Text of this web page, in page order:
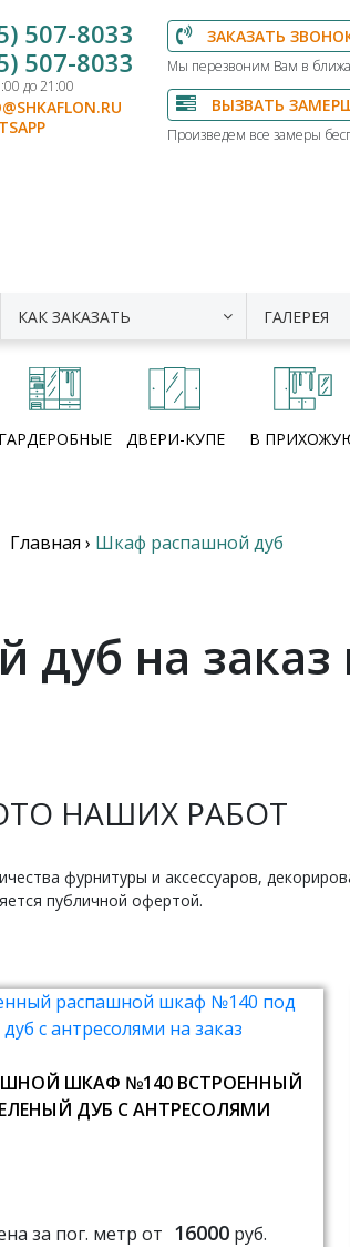
507-8033
507-8033
до 21:00
ЗАКАЗАТЬ
Мы перезвоним Вам в
ВЫЗВАТЬ
Произведем все замеры
КАК ЗАКАЗАТЬ ГАЛЕРЕЯ
ГАРДЕРОБНЫЕ ДВЕРИ-КУПЕ В
Главная › Шкаф распашной дуб
на заказ
НАШИХ РАБОТ
фурнитуры и аксессуаров,
публичной офертой.
ШКАФ №140 ВСТРОЕННЫЙ
ДУБ С АНТРЕСОЛЯМИ
за пог. метр от 16000руб.